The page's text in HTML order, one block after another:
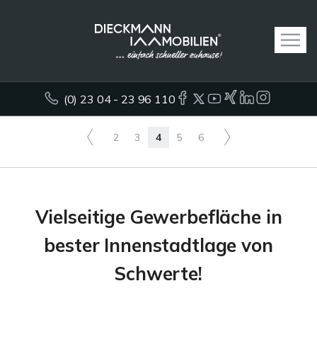
(0) 23 04 - 23 96 110
2 3 4 5 6
Vielseitige Gewerbefläche in
bester Innenstadtlage von
Schwerte!